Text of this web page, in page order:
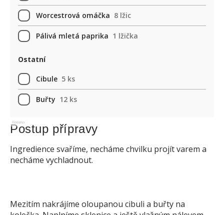
Worcestrová omáčka 8 lžic
Pálivá mletá paprika 1 lžička
Ostatní
Cibule 5 ks
Buřty 12 ks
Reklama
Postup přípravy
Ingredience svaříme, necháme chvilku projít varem a
necháme vychladnout.
Mezitím nakrájíme oloupanou cibuli a buřty na